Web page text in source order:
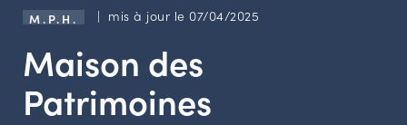
LES ACTIONS PHARES
Agenda
M.P.H. | mis à jour le 07/04/2025
Maison des
Patrimoines